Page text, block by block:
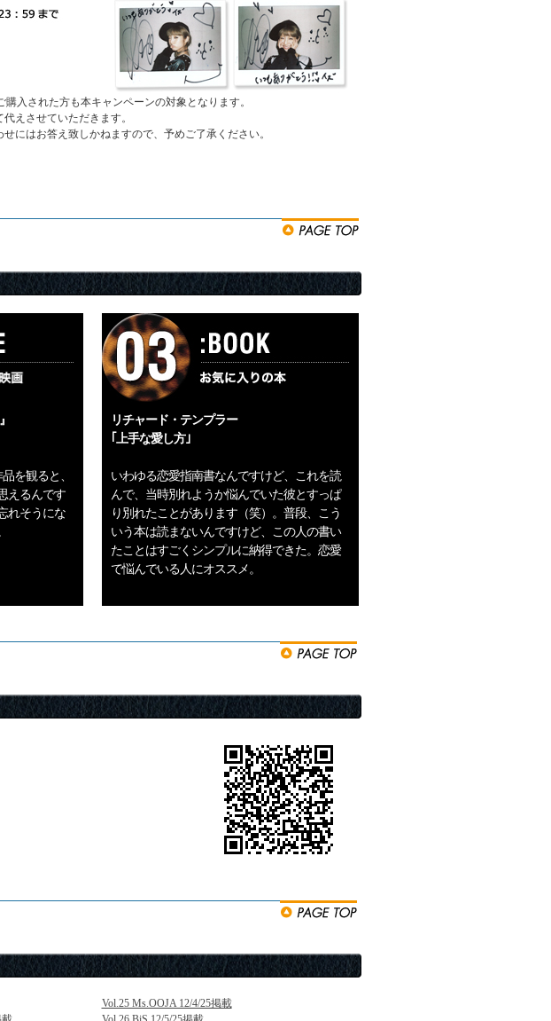
入された方も本キャンペーンの対象となります。
えさせていただきます。
にはお答え致しかねますので、予めご了承ください。
を観ると、
えるんです
れそうにな
リチャード・テンプラー
｢上手な愛し方｣
いわゆる恋愛指南書なんですけど、これを読
んで、当時別れようか悩んでいた彼とすっぱ
り別れたことがあります（笑）。普段、こう
いう本は読まないんですけど、この人の書い
たことはすごくシンプルに納得できた。恋愛
で悩んでいる人にオススメ。
Vol.25 Ms.OOJA 12/4/25掲載